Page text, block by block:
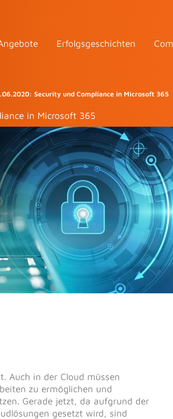
Erfolgsgeschichten
Security und Compliance in Microsoft 365
in Microsoft 365
Auch in der Cloud müssen
zu ermöglichen und
Gerade jetzt, da aufgrund der
gesetzt wird, sind